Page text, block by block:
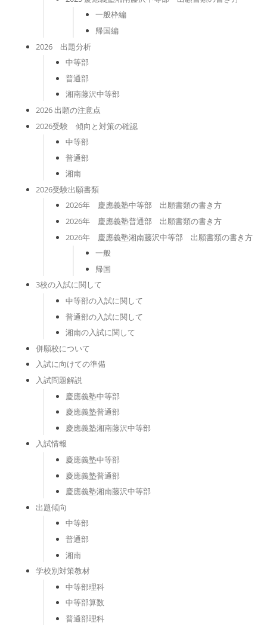
一般枠編
帰国編
2026 出題分析
中等部
普通部
湘南藤沢中等部
2026 出願の注意点
2026受験 傾向と対策の確認
中等部
普通部
湘南
2026受験出願書類
2026年 慶應義塾中等部 出願書類の書き方
2026年 慶應義塾普通部 出願書類の書き方
2026年 慶應義塾湘南藤沢中等部 出願書類の書き方
一般
帰国
3校の入試に関して
中等部の入試に関して
普通部の入試に関して
湘南の入試に関して
併願校について
入試に向けての準備
入試問題解説
慶應義塾中等部
慶應義塾普通部
慶應義塾湘南藤沢中等部
入試情報
慶應義塾中等部
慶應義塾普通部
慶應義塾湘南藤沢中等部
出題傾向
中等部
普通部
湘南
学校別対策教材
中等部理科
中等部算数
普通部理科